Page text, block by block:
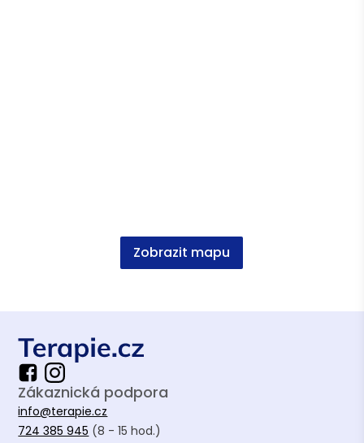
Zobrazit mapu
Zákaznická podpora
info@terapie.cz
724 385 945 (8 - 15 hod.)